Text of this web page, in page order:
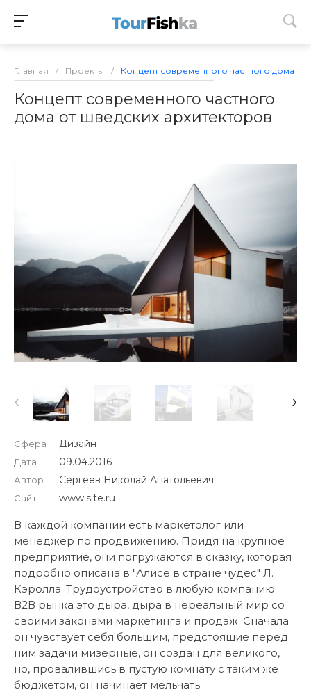
Главная / Проекты / Концепт современного частного дома от
Концепт современного частного
дома от шведских архитекторов
‹ ›
Сфера
Дата
Автор
Сайт
Дизайн
09.04.2016
Сергеев Николай Анатольевич
www.site.ru
В каждой компании есть маркетолог или
менеджер по продвижению. Придя на крупное
предприятие, они погружаются в сказку, которая
подробно описана в "Алисе в стране чудес" Л.
Кэролла. Трудоустройство в любую компанию
В2В рынка это дыра, дыра в нереальный мир со
своими законами маркетинга и продаж. Сначала
он чувствует себя большим, предстоящие перед
ним задачи мизерные, он создан для великого,
но, провалившись в пустую комнату с таким же
бюджетом, он начинает мельчать.